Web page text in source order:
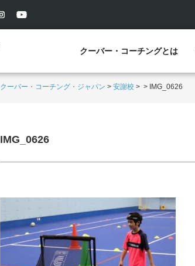
クーバー・コーチングとは
クーバー・コーチング・ジャパン > 安謝校 > > IMG_0626
IMG_0626